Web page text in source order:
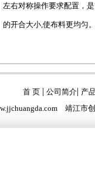
左右对称操作要求配置，
的开合大小,使布料更均匀
首 页 |公司简介| 产
靖江